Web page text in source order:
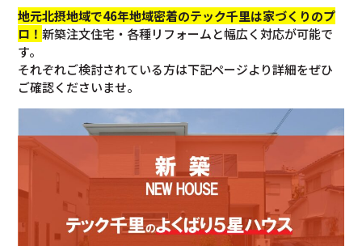
地元北摂地域で46年地域密着のテック千里は家づくりのプ
ロ！新築注文住宅・各種リフォームと幅広く対応が可能で
す。
それぞれご検討されている方は下記ページより詳細をぜひ
ご確認くださいませ。